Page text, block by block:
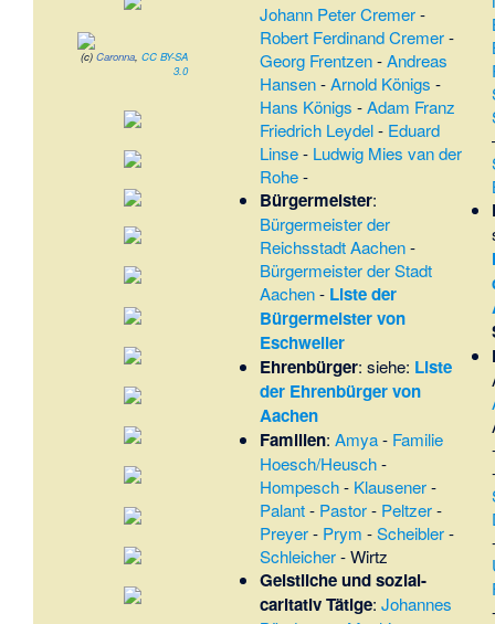
(c)Caronna,CC BY-SA
3.0
Johann Peter Cremer-
Robert Ferdinand Cremer-
Georg Frentzen-Andreas
Hansen-Arnold Königs -
Hans Königs -Adam Franz
Friedrich Leydel- Eduard
Linse- Ludwig Mies van der
Rohe-
Bürgermeister:
Bürgermeister der
Reichsstadt Aachen-
Bürgermeister der Stadt
Aachen- Liste der
Bürgermeister von
Eschweiler
Ehrenbürger: siehe: Liste
der Ehrenbürger von
Aachen
Familien: Amya- Familie
Hoesch/Heusch-
Hompesch- Klausener-
Palant- Pastor- Peltzer-
Preyer- Prym -Scheibler-
Schleicher-Wirtz
Geistliche und sozial-
caritativ Tätige: Johannes